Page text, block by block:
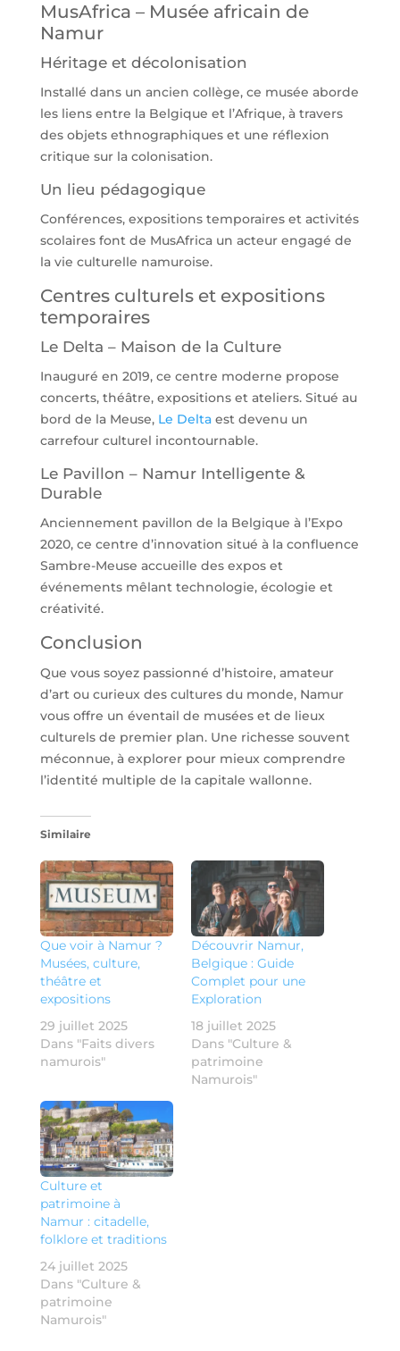
MusAfrica – Musée africain de
Namur
Héritage et décolonisation
Installé dans un ancien collège, ce musée aborde
les liens entre la Belgique et l’Afrique, à travers
des objets ethnographiques et une réflexion
critique sur la colonisation.
Un lieu pédagogique
Conférences, expositions temporaires et activités
scolaires font de MusAfrica un acteur engagé de
la vie culturelle namuroise.
Centres culturels et expositions
temporaires
Le Delta – Maison de la Culture
Inauguré en 2019, ce centre moderne propose
concerts, théâtre, expositions et ateliers. Situé au
bord de la Meuse, Le Deltaest devenu un
carrefour culturel incontournable.
Le Pavillon – Namur Intelligente &
Durable
Anciennement pavillon de la Belgique à l’Expo
2020, ce centre d’innovation situé à la confluence
Sambre-Meuse accueille des expos et
événements mêlant technologie, écologie et
créativité.
Conclusion
Que vous soyez passionné d’histoire, amateur
d’art ou curieux des cultures du monde, Namur
vous offre un éventail de musées et de lieux
culturels de premier plan. Une richesse souvent
méconnue, à explorer pour mieux comprendre
l’identité multiple de la capitale wallonne.
Similaire
Que voir à Namur ?
Musées, culture,
théâtre et
expositions
29 juillet 2025
Dans "Faits divers
namurois"
Découvrir Namur,
Belgique : Guide
Complet pour une
Exploration
18 juillet 2025
Dans "Culture &
patrimoine
Namurois"
Culture et
patrimoine à
Namur : citadelle,
folklore et traditions
24 juillet 2025
Dans "Culture &
patrimoine
Namurois"